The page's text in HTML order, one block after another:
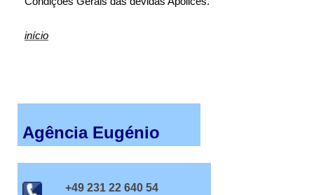
início
Agência Eugénio
+49 231 22 640 54